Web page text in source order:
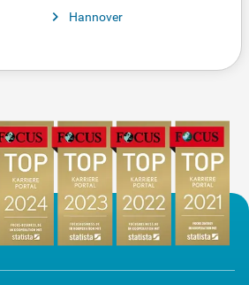
Hannover